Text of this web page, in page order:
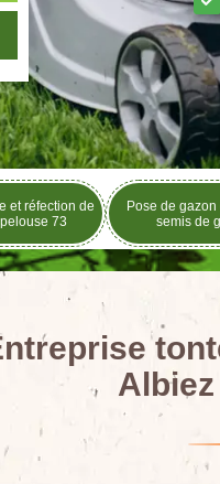
et réfection de
pelouse 73
Pose de
semis de